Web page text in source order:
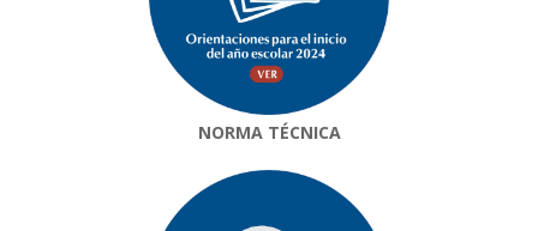
NORMA TÉCNICA